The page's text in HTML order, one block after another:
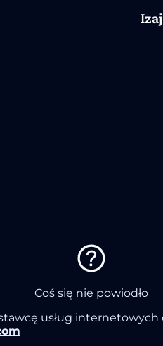
Coś się nie powiodło
usług